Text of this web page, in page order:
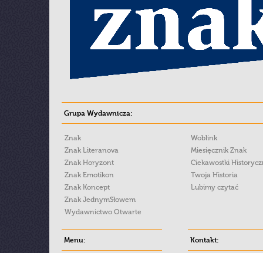
Grupa Wydawnicza:
Znak
Znak Literanova
Znak Horyzont
Znak Emotikon
Znak Koncept
Znak JednymSłowem
Wydawnictwo Otwarte
Woblink
Miesięcznik Znak
Ciekawostki
Twoja Historia
Lubimy czytać
Menu: Kontakt: